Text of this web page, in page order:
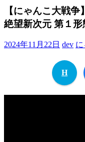
【にゃんこ大戦争
絶望新次元 第１形
2024年11月22日 dev
H